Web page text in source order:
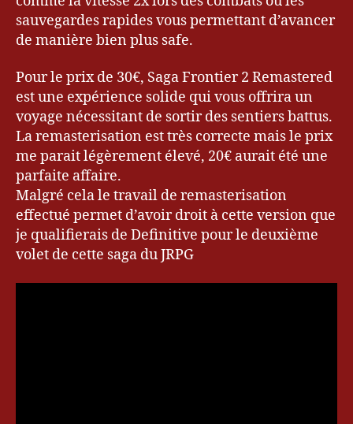
sauvegardes rapides vous permettant d’avancer
de manière bien plus safe.
Pour le prix de 30€, Saga Frontier 2 Remastered
est une expérience solide qui vous offrira un
voyage nécessitant de sortir des sentiers battus.
La remasterisation est très correcte mais le prix
me parait légèrement élevé, 20€ aurait été une
parfaite affaire.
Malgré cela le travail de remasterisation
effectué permet d’avoir droit à cette version que
je qualifierais de Definitive pour le deuxième
volet de cette saga du JRPG
R
G
k
e
v
r
y
u,
k
e
v
r
y